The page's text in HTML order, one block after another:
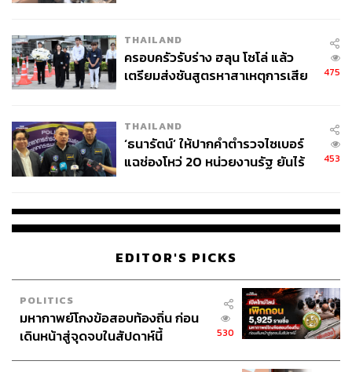
จ่ายหนี้-แอบระบุแบรนด์
THAILAND
ครอบครัวรับร่าง ฮลุน โซโล่ แล้ว
เตรียมส่งชันสูตรหาสาเหตุการเสีย
475
THAILAND
‘ธนารัตน์’ ให้ปากคำตำรวจไซเบอร์
แฉช่องโหว่ 20 หน่วยงานรัฐ ยันไร้
453
EDITOR'S PICKS
POLITICS
มหากาพย์โกงข้อสอบท้องถิ่น ก่อน
เดินหน้าสู่จุดจบในสัปดาห์นี้
530